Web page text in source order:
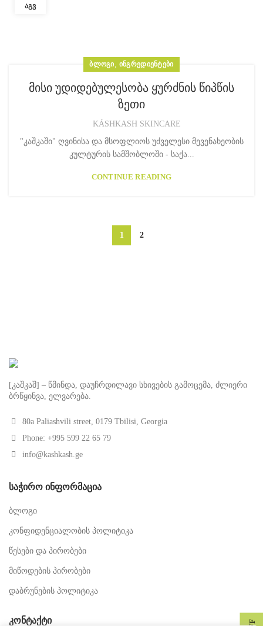
ᲐᲒᲕ
ᲑᲚᲝᲒᲘ, ᲘᲜᲒᲠᲔᲓᲘᲔᲜᲢᲔᲑᲘ
მისი უდიდებულესობა ყურძნის წიპწის
ზეთი
KÁSHKASH SKINCARE
"კაშკაში" ღვინისა და მსოფლიოს უძველესი მევენახეობის
კულტურის სამშობლოში - საქა...
CONTINUE READING
1 2
[კაშკაშ] – წმინდა, დაუჩრდილავი სხივების გამოცემა, ძლიერი
ბრწყინვა, ელვარება.
80a Paliashvili street, 0179 Tbilisi, Georgia
Phone: +995 599 22 65 79
info@kashkash.ge
ᲡᲐᲭᲘᲠᲝ ᲘᲜᲤᲝᲠᲛᲐᲪᲘᲐ
ბლოგი
კონფიდენციალობის პოლიტიკა
წესები და პირობები
მიწოდების პირობები
დაბრუნების პოლიტიკა
ᲙᲝᲜᲢᲐᲥᲢᲘ